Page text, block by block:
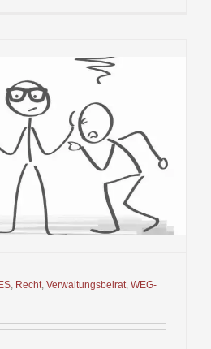
, Recht, Verwaltungsbeirat, WEG-